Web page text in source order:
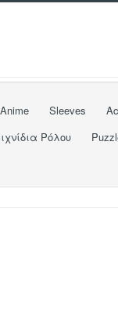
Sleeves
Ρόλου